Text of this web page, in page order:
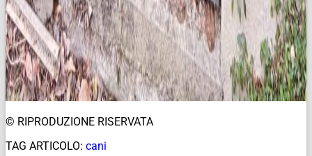
© RIPRODUZIONE RISERVATA
TAG ARTICOLO: cani